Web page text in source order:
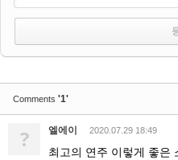
Comments '1'
? 엘에이 2020.07.29 18:49
최고의 연주 이렇게 좋은